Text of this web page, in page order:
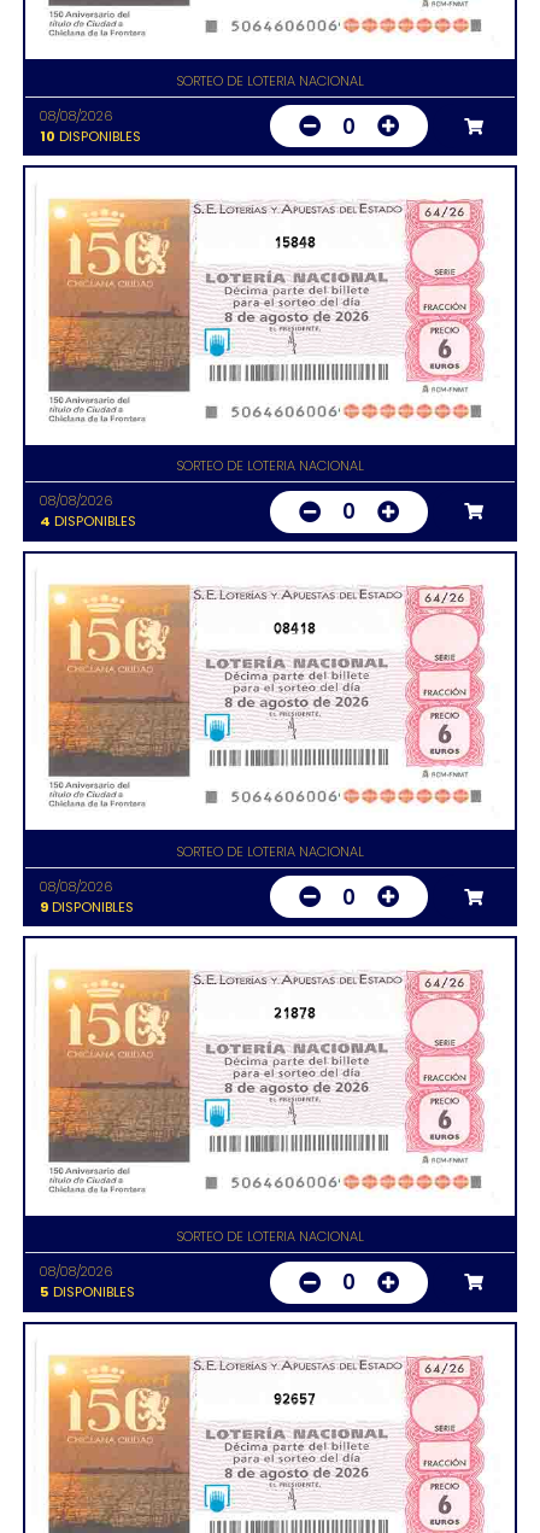
SORTEO DE LOTERIA NACIONAL
08/08/2026
10 DISPONIBLES 0
15848
SORTEO DE LOTERIA NACIONAL
08/08/2026
4 DISPONIBLES 0
08418
SORTEO DE LOTERIA NACIONAL
08/08/2026
9DISPONIBLES 0
21878
SORTEO DE LOTERIA NACIONAL
08/08/2026
5 DISPONIBLES 0
92657